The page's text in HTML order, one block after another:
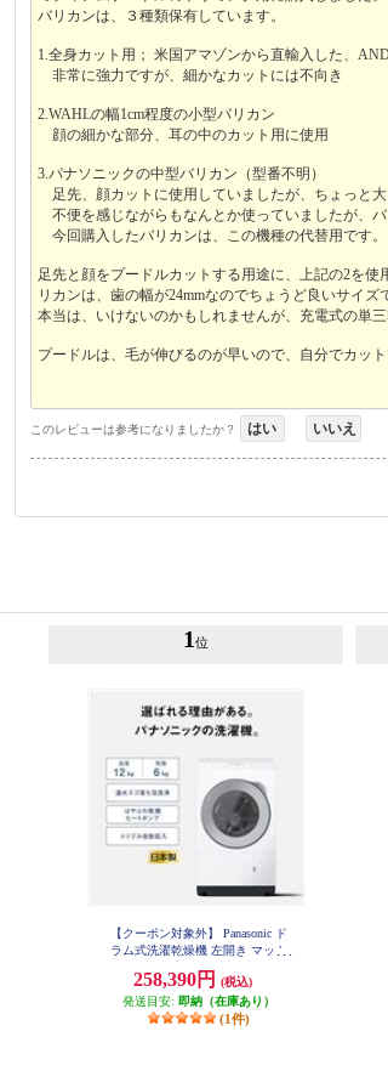
バリカンは、３種類保有しています。
1.全身カット用； 米国アマゾンから直輸入した、
非常に強力ですが、細かなカットには不向き
2.WAHLの幅1cm程度の小型バリカン
顔の細かな部分、耳の中のカット用に使用
3.パナソニックの中型バリカン（型番不明）
足先、顔カットに使用していましたが、ちょっと大
不便を感じながらもなんとか使っていましたが、
今回購入したバリカンは、この機種の代替用です。
足先と顔をプードルカットする用途に、上記の2を
リカンは、歯の幅が24mmなのでちょうど良いサイズ
本当は、いけないのかもしれませんが、充電式の単
プードルは、毛が伸びるのが早いので、自分でカッ
このレビューは参考になりましたか？ はい いいえ
1 位
【クーポン対象外】 Panasonic ド
ラム式洗濯乾燥機 左開き マット
LX127EL-W
258,390円
(税込)
発送目安: 即納（在庫あり）
(1件)